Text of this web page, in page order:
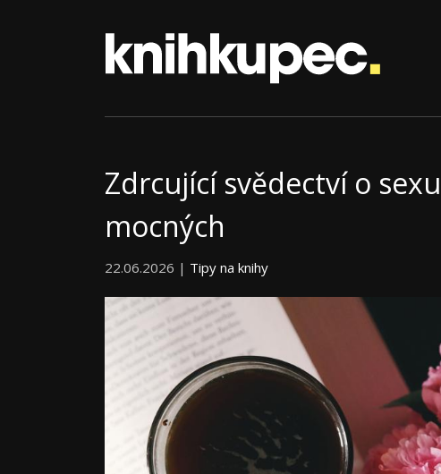
Zdrcující svědectví o
mocných
22.06.2026 | Tipy na knihy